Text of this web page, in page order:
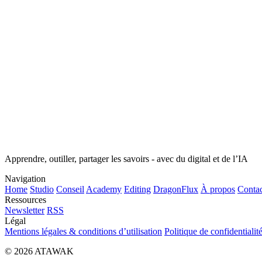
Apprendre, outiller, partager les savoirs - avec du digital et de l’IA
Navigation
Home Studio Conseil Academy Editing DragonFlux À propos
Ressources
Newsletter RSS
Légal
Mentions légales & conditions d’utilisation Politique de confidentialité
© 2026 ATAWAK